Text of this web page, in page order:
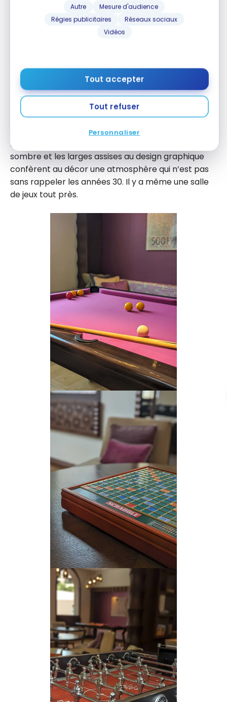
Autre
Mesure d'audience
Régies publicitaires
Réseaux sociaux
Vidéos
Tout accepter
Tout refuser
Personnaliser
À peine arrivée, une sensation de bien-être se fait
ressentir alors que de doux effluves de fleur
d’oranger éveillent nos sens. L’accueil est empreint
de chaleur, l’équipe fait preuve d’une grande
convivialité. Les formalités se déroulent sur un
fauteuil au centre du lobby, où le bois de chêne
sombre et les larges assises au design graphique
confèrent au décor une atmosphère qui n’est pas
sans rappeler les années 30. Il y a même une salle
de jeux tout près.